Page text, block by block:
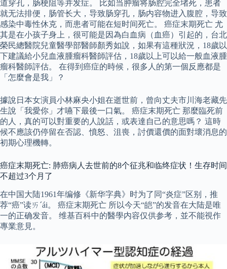
道穿孔，肠梗阻等并发症。 比如当肿瘤将肠腔完全堵死，患者
就无法排便，肠管长大，导致肠穿孔，肠内容物进入腹腔，导致
感染中毒性休克，而患者可能在短时间死亡。 癌症末期死亡 尤
其是在小孩子身上，很可能是因為白血病（血癌）引起的，台北
榮民總醫院兒童醫學部醫師顏秀如說，如果有這種狀況，18歲以
下建議給小兒血液腫瘤科醫師評估，18歲以上可以給一般血液腫
瘤科醫師評估。 在得到癌症的時候，很多人的第一個反應都是
「怎麼會是我」？
據說日本女演員小林麻央小姐在逝世前，曾向丈夫市川海老藏先
生說「我愛你」才嚥下最後一口氣。 癌症末期死亡 那麼臨死前
的人，真的可以對重要的人說話，或表達自己的意思嗎？ 這時
候不應該仍停留在否認、憤怒、沮喪，討價還價的面對壞消息的
初期心理機轉。
癌症末期死亡: 肺癌病人去世前的8个征兆和临终症状！生存时间
不超过3个月了
在中国大陆1961年编修《新华字典》时为了同“炎症”区别，推
荐“癌”读ㄞˊái。 癌症末期死亡 所以今天“皑”的发音在大陆是唯
一的正确发音。 维基百科中的醫學内容仅供参考，並不能視作
專業意見。